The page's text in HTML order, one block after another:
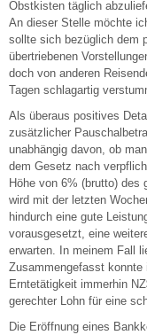
Obstkisten täglich
An dieser Stelle möchte
sollte sich bezüglich dem
übertriebenen
doch von anderen
Tagen schlagartig
Als überaus positives
zusätzlicher
unabhängig davon, ob
dem Gesetz nach
Höhe von 6% (brutto) des
wird mit der letzten
hindurch eine gute
vorausgesetzt, eine
erwarten. In meinem Fall
Zusammengefasst
Erntetätigkeit immerhin
gerechter Lohn für eine
Die Eröffnung eines